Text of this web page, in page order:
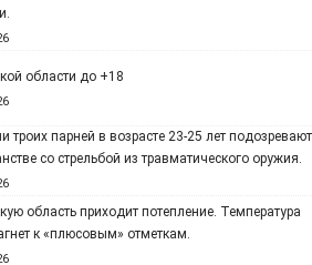
области до +18
троих парней в возрасте 23-25 лет подозревают
со стрельбой из травматического оружия.
область приходит потепление. Температура
к «плюсовым» отметкам.